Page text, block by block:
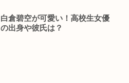
白倉碧空が可愛い！高校生女優
の出身や彼氏は？